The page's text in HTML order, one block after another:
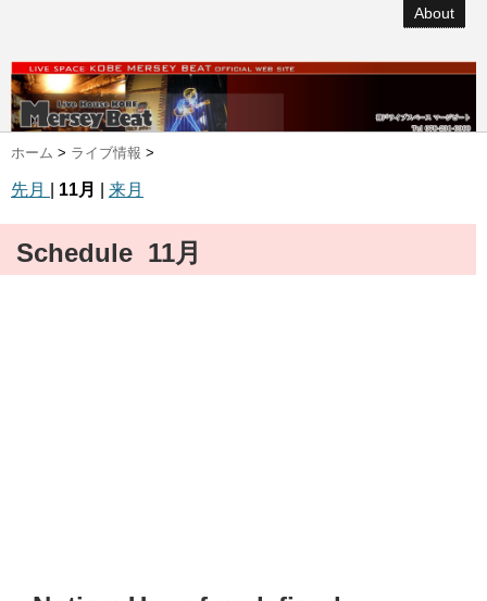
About
ホーム > ライブ情報 >
先月 11月 来月
Schedule 11月